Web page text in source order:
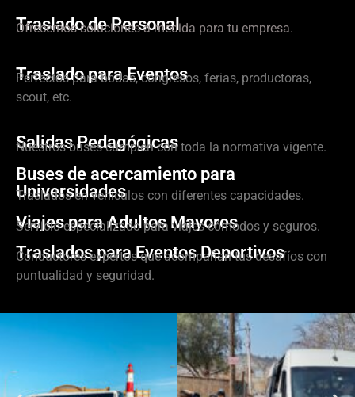
Traslado de Personal
Ofrecemos soluciones a medida para tu empresa.
Traslado para Eventos
Perfectos para bodas, congresos, ferias, productoras,
scout, etc.
Salidas Pedagógicas
Nuestros buses cumplen con toda la normativa vigente.
Buses de acercamiento para
Universidades
Traslados en vehículos con diferentes capacidades.
Viajes para Adultos Mayores
Servicio especializado para viajes cómodos y seguros.
Traslados para Eventos Deportivos
Conductores expertos que acompañan tus desafíos con
puntualidad y seguridad.